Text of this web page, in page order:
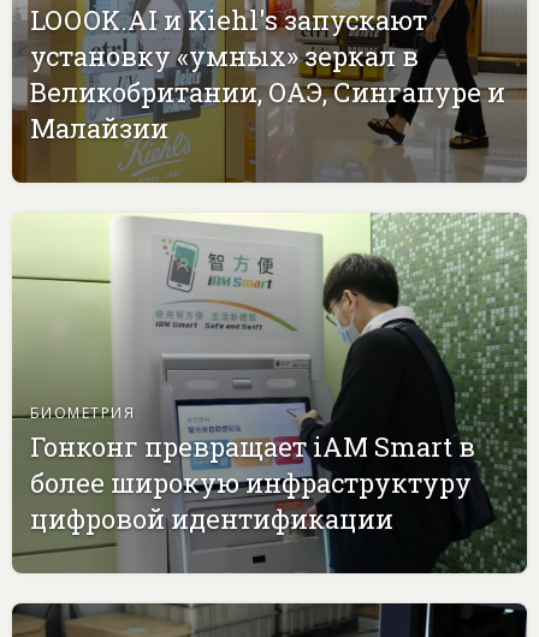
LOOOK.AI и Kiehl's запускают
установку «умных» зеркал в
Великобритании, ОАЭ, Сингапуре и
Малайзии
БИОМЕТРИЯ
Гонконг превращает iAM Smart в
более широкую инфраструктуру
цифровой идентификации